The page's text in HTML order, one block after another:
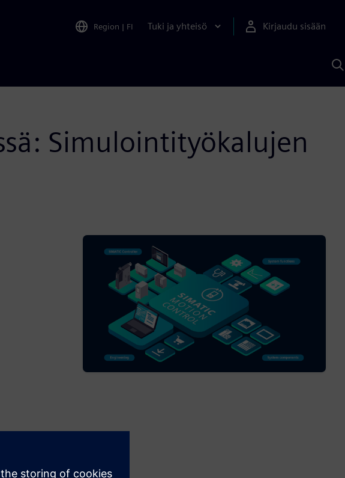
Region | FI Tuki ja yhteisö Kirjaudu sisään
Simulointityökalujen